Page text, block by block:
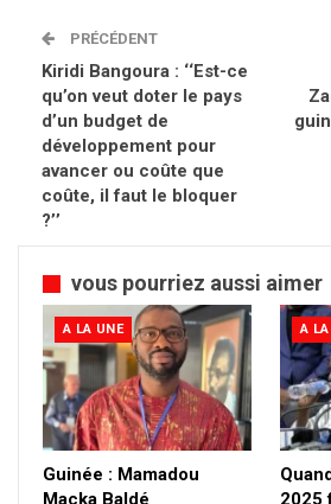
PRÉCÉDENT
Kiridi Bangoura : ‘‘Est-ce
qu’on veut doter le pays
d’un budget de
développement pour
avancer ou coûte que
coûte, il faut le bloquer
?’’
vous pourriez aussi aimer
A LA UNE
Guinée : Mamadou
Macka Baldé
A
2025